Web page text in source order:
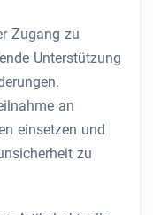
Zugang zu
Unterstützung
an
einsetzen und
zu